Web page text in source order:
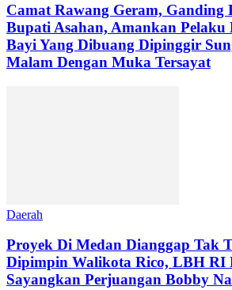
Camat Rawang Geram, Ganding
Bupati Asahan, Amankan Pelaku
Bayi Yang Dibuang Dipinggir
Malam Dengan Muka Tersayat
Daerah
Proyek Di Medan Dianggap Tak
Dipimpin Walikota Rico, LBH RI
Sayangkan Perjuangan Bobby